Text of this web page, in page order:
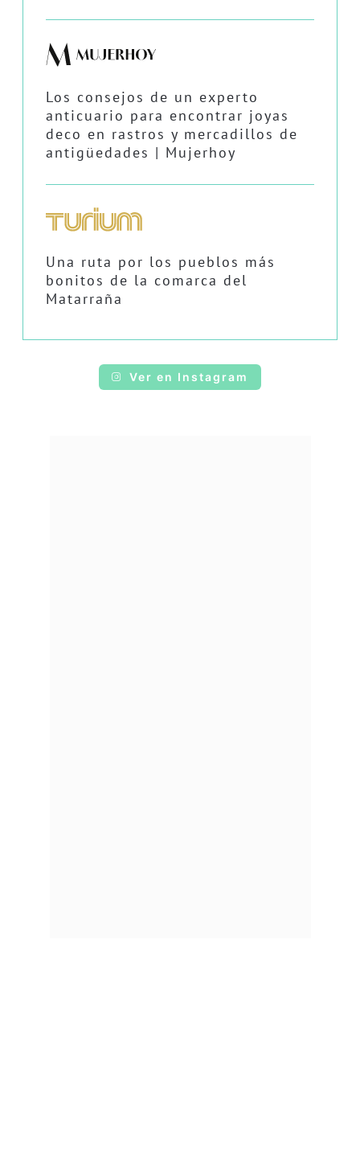
Los consejos de un experto
anticuario para encontrar joyas
deco en rastros y mercadillos de
antigüedades | Mujerhoy
Una ruta por los pueblos más
bonitos de la comarca del
Matarraña
Ver en Instagram